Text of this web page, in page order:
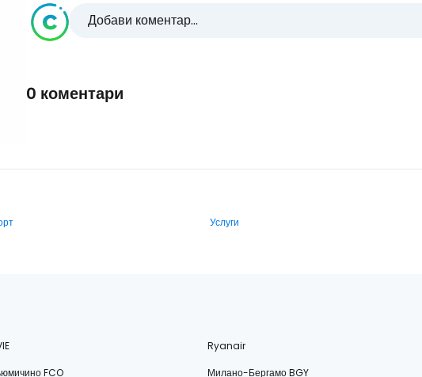
Добави коментар...
0 коментари
Услуги
Ryanair
FCO Милано-Бергамо BGY